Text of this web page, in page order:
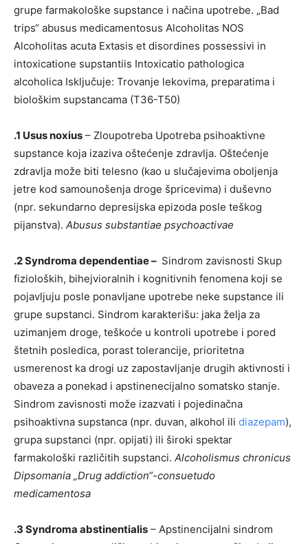
grupe farmakološke supstance i načina upotrebe. „Bad
trips“ abusus medicamentosus Alcoholitas NOS
Alcoholitas acuta Extasis et disordines possessivi in
intoxicatione supstantiis Intoxicatio pathologica
alcoholica Isključuje: Trovanje lekovima, preparatima i
biološkim supstancama (T36-T50)
.1 Usus noxius – Zloupotreba Upotreba psihoaktivne
supstance koja izaziva oštećenje zdravlja. Oštećenje
zdravlja može biti telesno (kao u slučajevima oboljenja
jetre kod samounošenja droge špricevima) i duševno
(npr. sekundarno depresijska epizoda posle teškog
pijanstva). Abusus substantiae psychoactivae
.2 Syndroma dependentiae – Sindrom zavisnosti Skup
fizioloških, bihejvioralnih i kognitivnih fenomena koji se
pojavljuju posle ponavljane upotrebe neke supstance ili
grupe supstanci. Sindrom karakterišu: jaka želja za
uzimanjem droge, teškoće u kontroli upotrebe i pored
štetnih posledica, porast tolerancije, prioritetna
usmerenost ka drogi uz zapostavljanje drugih aktivnosti i
obaveza a ponekad i apstinenecijalno somatsko stanje.
Sindrom zavisnosti može izazvati i pojedinačna
psihoaktivna supstanca (npr. duvan, alkohol ili diazepam),
grupa supstanci (npr. opijati) ili široki spektar
farmakološki različitih supstanci. Alcoholismus chronicus
Dipsomania „Drug addiction“-consuetudo
medicamentosa
.3 Syndroma abstinentialis – Apstinencijalni sindrom